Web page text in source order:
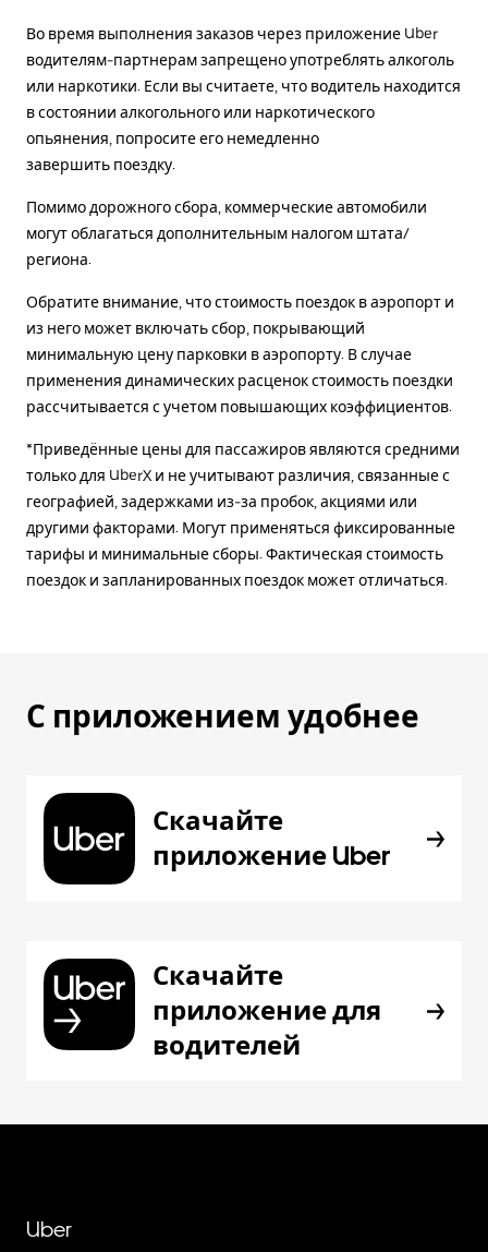
Во время выполнения заказов через приложение Uber
водителям-партнерам запрещено употреблять алкоголь
или наркотики. Если вы считаете, что водитель находится
в состоянии алкогольного или наркотического
опьянения, попросите его немедленно
завершить поездку.
Помимо дорожного сбора, коммерческие автомобили
могут облагаться дополнительным налогом штата/
региона.
Обратите внимание, что стоимость поездок в аэропорт и
из него может включать сбор, покрывающий
минимальную цену парковки в аэропорту. В случае
применения динамических расценок стоимость поездки
рассчитывается с учетом повышающих коэффициентов.
*Приведённые цены для пассажиров являются средними
только для UberX и не учитывают различия, связанные с
географией, задержками из-за пробок, акциями или
другими факторами. Могут применяться фиксированные
тарифы и минимальные сборы. Фактическая стоимость
поездок и запланированных поездок может отличаться.
С приложением удобнее
Скачайте
приложение Uber
Скачайте
приложение для
водителей
Uber